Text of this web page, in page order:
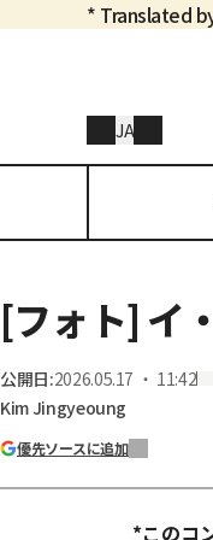
* Translated
JA
[フォト] イ
公開日:2026.05.17 ・ 11:42
Kim Jingyeoung
優先ソースに追加
*このコ